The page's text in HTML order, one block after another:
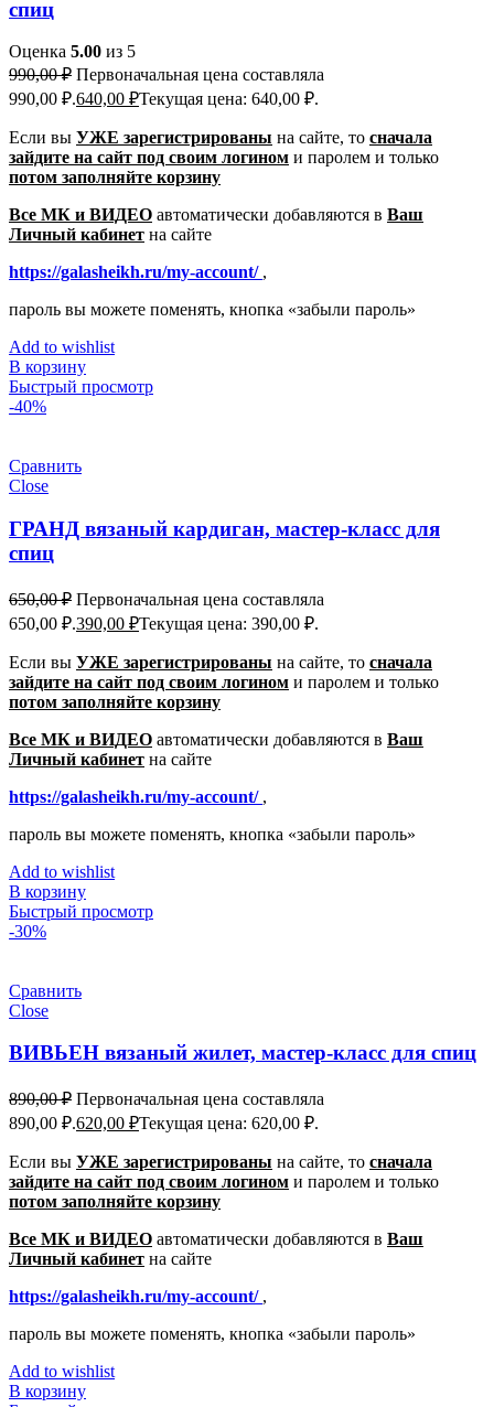
спиц
Оценка 5.00 из 5
990,00₽ Первоначальная цена составляла
990,00 ₽.640,00 ₽Текущая цена: 640,00 ₽.
Если вы УЖЕ зарегистрированы на сайте, то сначала
зайдите на сайт под своим логином и паролем и только
потом заполняйте корзину
Все МК и ВИДЕО автоматически добавляются в Ваш
Личный кабинет на сайте
https://galasheikh.ru/my-account/ ,
пароль вы можете поменять, кнопка «забыли пароль»
Add to wishlist
В корзину
Быстрый просмотр
-40%
Сравнить
Close
ГРАНД вязаный кардиган, мастер-класс для
спиц
650,00₽ Первоначальная цена составляла
650,00 ₽.390,00 ₽Текущая цена: 390,00 ₽.
Если вы УЖЕ зарегистрированы на сайте, то сначала
зайдите на сайт под своим логином и паролем и только
потом заполняйте корзину
Все МК и ВИДЕО автоматически добавляются в Ваш
Личный кабинет на сайте
https://galasheikh.ru/my-account/ ,
пароль вы можете поменять, кнопка «забыли пароль»
Add to wishlist
В корзину
Быстрый просмотр
-30%
Сравнить
Close
ВИВЬЕН вязаный жилет, мастер-класс для спиц
890,00₽ Первоначальная цена составляла
890,00 ₽.620,00 ₽Текущая цена: 620,00 ₽.
Если вы УЖЕ зарегистрированы на сайте, то сначала
зайдите на сайт под своим логином и паролем и только
потом заполняйте корзину
Все МК и ВИДЕО автоматически добавляются в Ваш
Личный кабинет на сайте
https://galasheikh.ru/my-account/ ,
пароль вы можете поменять, кнопка «забыли пароль»
Add to wishlist
В корзину